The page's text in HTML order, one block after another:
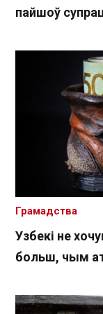
пайшоў
Узбекі не
больш, чым
Грамадства